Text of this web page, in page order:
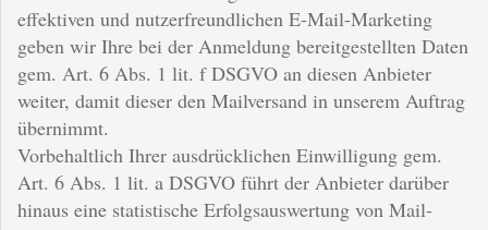
effektiven und nutzerfreundlichen E-Mail-Marketing
geben wir Ihre bei der Anmeldung bereitgestellten Daten
gem. Art. 6 Abs. 1 lit. f DSGVO an diesen Anbieter
weiter, damit dieser den Mailversand in unserem Auftrag
übernimmt.
Vorbehaltlich Ihrer ausdrücklichen Einwilligung gem.
Art. 6 Abs. 1 lit. a DSGVO führt der Anbieter darüber
hinaus eine statistische Erfolgsauswertung von Mail-